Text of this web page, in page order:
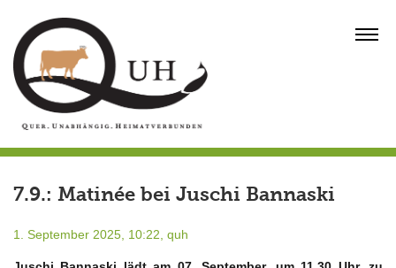
content
7.9.: Matinée bei Juschi Bannaski
1. September 2025, 10:22, quh